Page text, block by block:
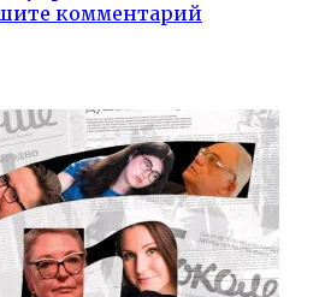
комментарий